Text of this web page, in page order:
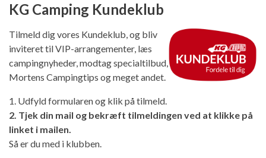
KG Camping Kundeklub
Tilmeld dig vores Kundeklub, og bliv
inviteret til VIP-arrangementer, læs
campingnyheder, modtag specialtilbud,
Mortens Campingtips og meget andet.
1. Udfyld formularen og klik på tilmeld.
2. Tjek din mail og bekræft tilmeldingen ved at klikke på
linket i mailen.
Så er du med i klubben.